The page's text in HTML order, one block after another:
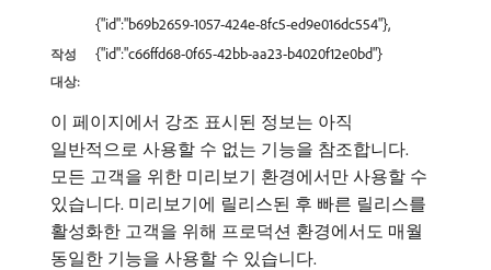
작성
대상:
{"id":"b69b2659-1057-424e-8fc5-ed9e016dc554"},
{"id":"c66ffd68-0f65-42bb-aa23-b4020f12e0bd"}
이 페이지에서 강조 표시된 정보는 아직
일반적으로 사용할 수 없는 기능을 참조합니다.
모든 고객을 위한 미리보기 환경에서만 사용할 수
있습니다. 미리보기에 릴리스된 후 빠른 릴리스를
활성화한 고객을 위해 프로덕션 환경에서도 매월
동일한 기능을 사용할 수 있습니다.